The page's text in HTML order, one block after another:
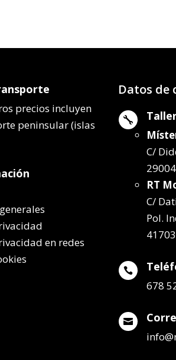
precios incluyen
peninsular (islas
en redes
Datos de

C/
RT
C/
Pol.

678
